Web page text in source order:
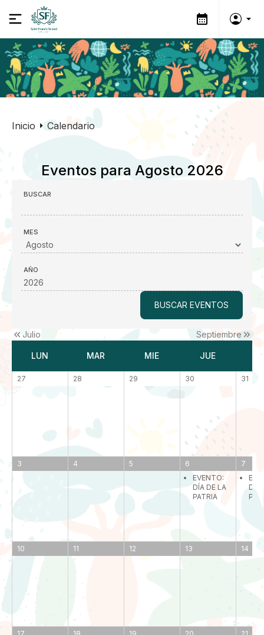
Inicio Calendario
Eventos para Agosto 2026
BUSCAR
MES
AÑO
Julio Septiembre
LUN MAR MIE JUE
27 28 29 30 31
3 4 5
6
EVENTO:
DÍA DE LA
PATRIA
7
DÍA
10 11 12 13 14